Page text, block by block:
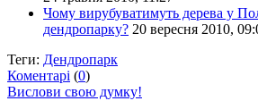
Чому вирубуватимуть дерева у
дендропарку? 20 вересня 2010,
Теги: Дендропарк
Коментарі (0)
Вислови свою думку!